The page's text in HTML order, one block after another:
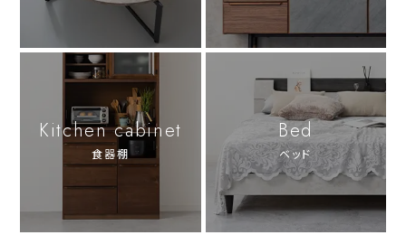
Kitchen cabinet
食器棚
Bed
ベッド